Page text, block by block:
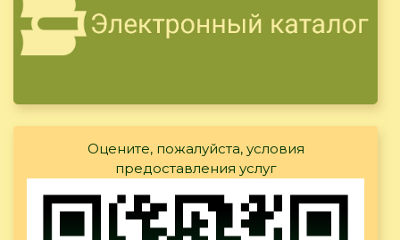
Оцените, пожалуйста, условия
предоставления услуг